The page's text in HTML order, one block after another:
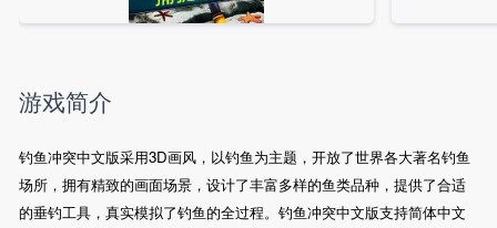
游戏简介
钓鱼冲突中文版采用3D画风，以钓鱼为主题，开放了世界各大著名钓鱼
场所，拥有精致的画面场景，设计了丰富多样的鱼类品种，提供了合适
的垂钓工具，真实模拟了钓鱼的全过程。钓鱼冲突中文版支持简体中文